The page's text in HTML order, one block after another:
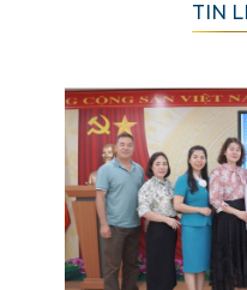
TIN